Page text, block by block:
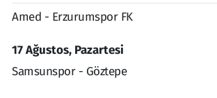
Amed - Erzurumspor FK
17 Ağustos, Pazartesi
Samsunspor - Göztepe